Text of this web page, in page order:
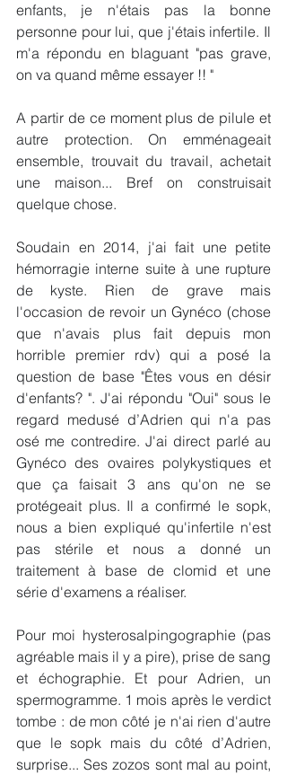
enfants, je n'étais pas la bonne
personne pour lui, que j'étais infertile. Il
m'a répondu en blaguant "pas grave,
on va quand même essayer !! "
A partir de ce moment plus de pilule et
autre protection. On emménageait
ensemble, trouvait du travail, achetait
une maison... Bref on construisait
quelque chose.
Soudain en 2014, j'ai fait une petite
hémorragie interne suite à une rupture
de kyste. Rien de grave mais
l'occasion de revoir un Gynéco (chose
que n'avais plus fait depuis mon
horrible premier rdv) qui a posé la
question de base "Êtes vous en désir
d'enfants? ". J'ai répondu "Oui" sous le
regard medusé d’Adrien qui n'a pas
osé me contredire. J'ai direct parlé au
Gynéco des ovaires polykystiques et
que ça faisait 3 ans qu'on ne se
protégeait plus. Il a confirmé le sopk,
nous a bien expliqué qu'infertile n'est
pas stérile et nous a donné un
traitement à base de clomid et une
série d'examens a réaliser.
Pour moi hysterosalpingographie (pas
agréable mais il y a pire), prise de sang
et échographie. Et pour Adrien, un
spermogramme. 1 mois après le verdict
tombe : de mon côté je n'ai rien d'autre
que le sopk mais du côté d’Adrien,
surprise... Ses zozos sont mal au point,